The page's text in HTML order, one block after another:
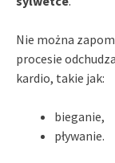
Nie można
procesie
kardio, takie jak:
bieganie,
pływanie.